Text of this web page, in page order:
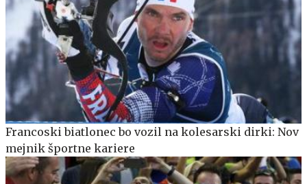
Francoski biatlonec bo vozil na kolesarski dirki: Nov
mejnik športne kariere